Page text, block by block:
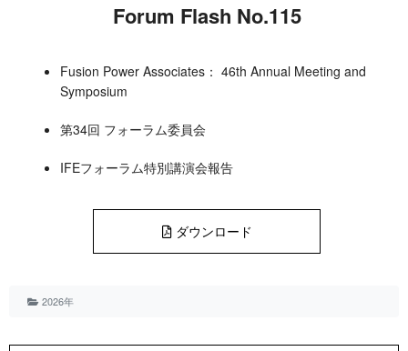
Forum Flash No . 1 1 5
Fusion Power Associates： 46th Annual Meeting and
Symposium
第34回 フォーラム委員会
IFEフォーラム特別講演会報告
ダウンロード
2026年